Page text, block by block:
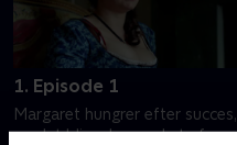
1. Episode 1
Margaret hungrer efter succes,
og det bliver bemærket af